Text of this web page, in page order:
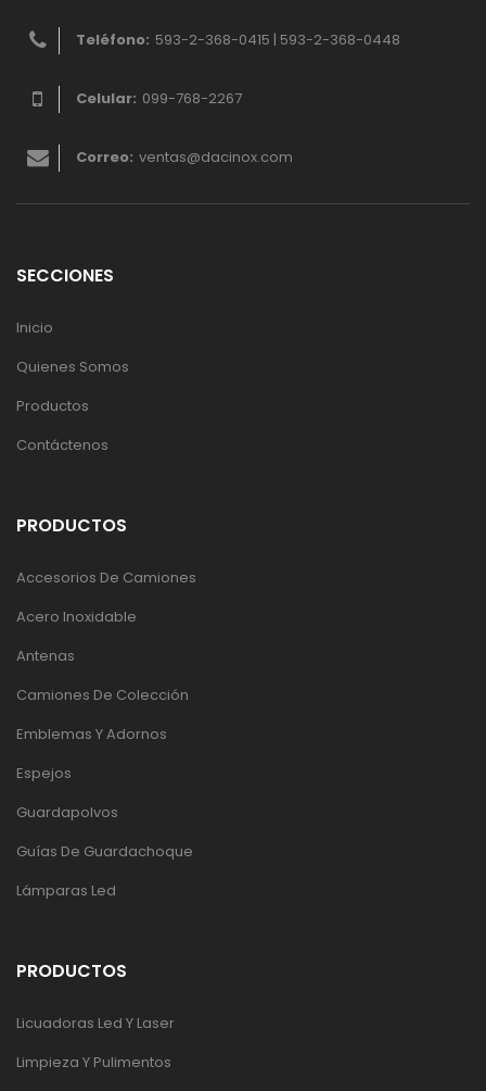
Teléfono: 593-2-368-0415 | 593-2-368-0448
Celular: 099-768-2267
Correo: ventas@dacinox.com
SECCIONES
Inicio
Quienes Somos
Productos
Contáctenos
PRODUCTOS
Accesorios De Camiones
Acero Inoxidable
Antenas
Camiones De Colección
Emblemas Y Adornos
Espejos
Guardapolvos
Guías De Guardachoque
Lámparas Led
PRODUCTOS
Licuadoras Led Y Laser
Limpieza Y Pulimentos